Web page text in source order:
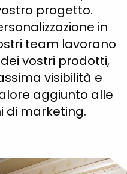
progetto.
in
team lavorano
vostri prodotti,
visibilità e
aggiunto alle
di marketing.